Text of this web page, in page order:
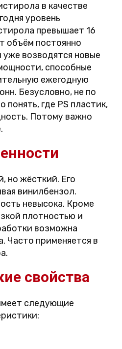
в качестве
уровень
превышает 16
объём постоянно
возводятся новые
способные
ежегодную
Безусловно, не по
где PS пластик,
Потому важно
но жёсткий. Его
винилбензол.
невысока. Кроме
плотностью и
возможна
Часто применяется в
свойства
следующие